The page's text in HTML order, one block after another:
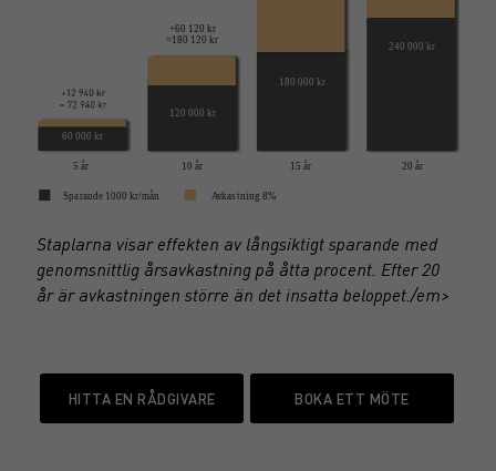
Staplarna visar effekten av långsiktigt sparande med
genomsnittlig årsavkastning på åtta procent. Efter 20
år är avkastningen större än det insatta beloppet./em>
HITTA EN RÅDGIVARE BOKA ETT MÖTE